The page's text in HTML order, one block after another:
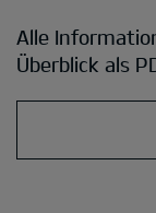
Alle
Überblick als